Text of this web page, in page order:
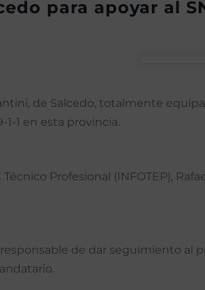
para apoyar al
de Salcedo, totalmente
1 en esta provincia.
Profesional (INFOTEP),
de dar seguimiento al